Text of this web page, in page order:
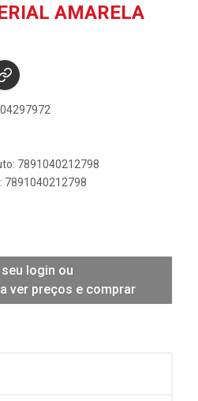
AMARELA
7891040212798
7891040212798
seu login ou
ver preços e comprar